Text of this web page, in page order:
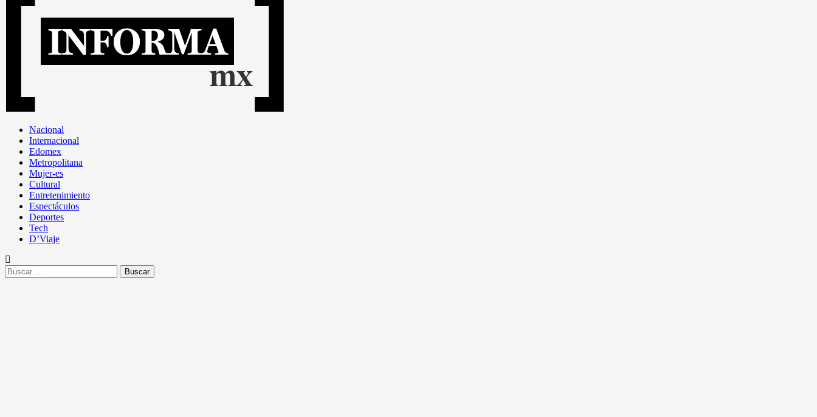
primario
Nacional
Internacional
Edomex
Metropolitana
Mujer-es
Cultural
Entretenimiento
Espectáculos
Deportes
Tech
D’Viaje
Buscar: